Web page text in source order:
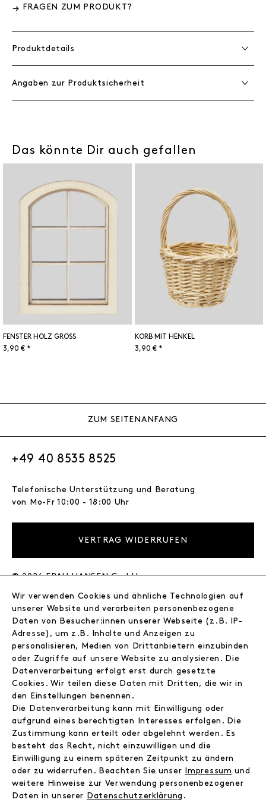
FRAGEN ZUM PRODUKT?
Produktdetails
Angaben zur Produktsicherheit
Das könnte Dir auch gefallen
FENSTER HOLZ GROSS
3,90 € *
KORB MIT HENKEL
3,90 € *
ZUM SEITENANFANG
+49 40 8535 8525
Telefonische Unterstützung und Beratung
von Mo-Fr 10:00 - 18:00 Uhr
VERTRAG WIDERRUFEN
© 2026 FRAU HANSEN GmbH
Store
Journal
Wir
Jobs
Instagram
Facebook
Kontakt
FAQ
Zahlungsinformationen
Versand
Wir verwenden Cookies und ähnliche Technologien auf
unserer Website und verarbeiten personenbezogene
Daten von Besucher:innen unserer Webseite (z.B. IP-
Adresse), um z.B. Inhalte und Anzeigen zu
personalisieren, Medien von Drittanbietern einzubinden
oder Zugriffe auf unsere Website zu analysieren. Die
Datenverarbeitung erfolgt erst durch gesetzte
Cookies. Wir teilen diese Daten mit Dritten, die wir in
den Einstellungen benennen.
Die Datenverarbeitung kann mit Einwilligung oder
aufgrund eines berechtigten Interesses erfolgen. Die
Zustimmung kann erteilt oder abgelehnt werden. Es
besteht das Recht, nicht einzuwilligen und die
Einwilligung zu einem späteren Zeitpunkt zu ändern
oder zu widerrufen. Beachten Sie unser
Impressum und
weitere Hinweise zur Verwendung personenbezogener
Daten in unserer
Daten­schutz­erklärung .